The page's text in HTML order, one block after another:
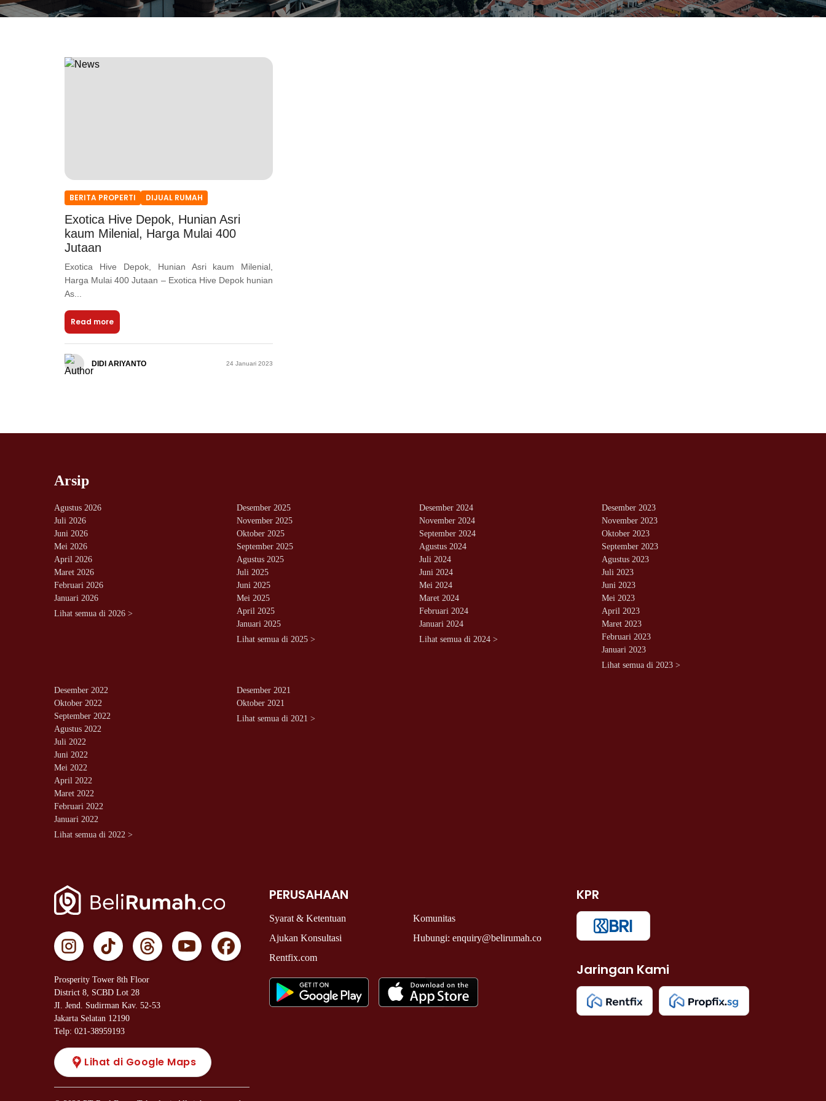
BERITA PROPERTI DIJUAL RUMAH
Exotica Hive Depok, Hunian Asri
kaum Milenial, Harga Mulai 400
Jutaan
Exotica Hive Depok, Hunian Asri kaum Milenial,
Harga Mulai 400 Jutaan – Exotica Hive Depok hunian
As...
Read more
DIDI ARIYANTO 24 Januari 2023
Arsip
Agustus 2026
Juli 2026
Juni 2026
Mei 2026
April 2026
Maret 2026
Februari 2026
Januari 2026
Lihat semua di 2026 >
Desember 2025
November 2025
Oktober 2025
September 2025
Agustus 2025
Juli 2025
Juni 2025
Mei 2025
April 2025
Januari 2025
Lihat semua di 2025 >
Desember 2024
November 2024
September 2024
Agustus 2024
Juli 2024
Juni 2024
Mei 2024
Maret 2024
Februari 2024
Januari 2024
Lihat semua di 2024 >
Desember 2023
November 2023
Oktober 2023
September 2023
Agustus 2023
Juli 2023
Juni 2023
Mei 2023
April 2023
Maret 2023
Februari 2023
Januari 2023
Lihat semua di 2023 >
Desember 2022
Oktober 2022
September 2022
Agustus 2022
Juli 2022
Juni 2022
Mei 2022
April 2022
Maret 2022
Februari 2022
Januari 2022
Lihat semua di 2022 >
Desember 2021
Oktober 2021
Lihat semua di 2021 >
Prosperity Tower 8th Floor
District 8, SCBD Lot 28
JI. Jend. Sudirman Kav. 52-53
Jakarta Selatan 12190
Telp: 021-38959193
Lihat di Google Maps
PERUSAHAAN
Syarat & Ketentuan
Komunitas
Ajukan Konsultasi
Hubungi: enquiry@belirumah.co
Rentfix.com
KPR
Jaringan Kami